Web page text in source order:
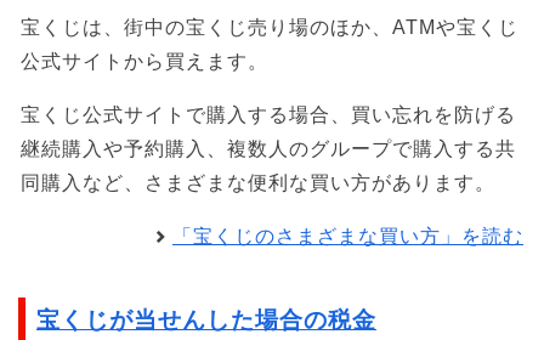
宝くじは、街中の宝くじ売り場のほか、ATMや宝くじ
公式サイトから買えます。
宝くじ公式サイトで購入する場合、買い忘れを防げる
継続購入や予約購入、複数人のグループで購入する共
同購入など、さまざまな便利な買い方があります。
「宝くじのさまざまな買い方」を読む
宝くじが当せんした場合の税金